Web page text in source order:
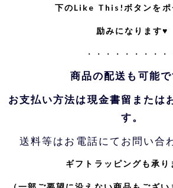
下のLike This!ボタンをポ
励みになります♥
・・・・・・・・・
商品の配送も可能で
お支払い方法は現金書留または
す。
送料等はお電話にてお問い合
ギフトラッピングも承り